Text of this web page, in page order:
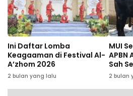
Ini Daftar Lomba
Keagaaman di Festival Al-
A’zhom 2026
2 bulan yang lalu
MUI
APBN
Sah
2 bulan